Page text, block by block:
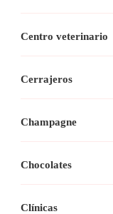
Centro veterinario
Cerrajeros
Champagne
Chocolates
Clínicas